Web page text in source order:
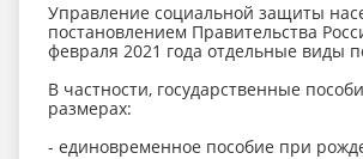
Управление социальной защиты
постановлением Правительства
февраля 2021 года отдельные виды
В частности, государственные
размерах:
- единовременное пособие при